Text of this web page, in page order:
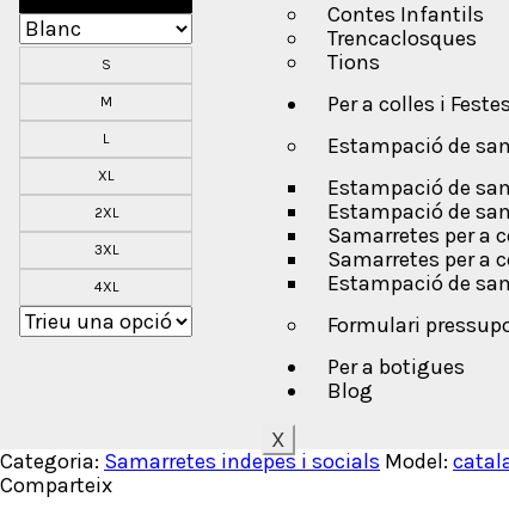
Contes Infantils
Trencaclosques
Tions
Per a colles i Festes
Estampació de
Estampació de
Estampació de
Samarretes per a
Samarretes per a
Estampació de
Formulari
Per a botigues
Blog
X
S
M
L
XL
2XL
3XL
4XL
Categoria: Samarretes indepes i socials Model:
Comparteix